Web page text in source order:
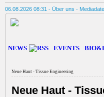
06.08.2026 08:31 - Über uns -
NEWS EVENTS
Neue Haut - Tissue Engineering
Neue Haut -